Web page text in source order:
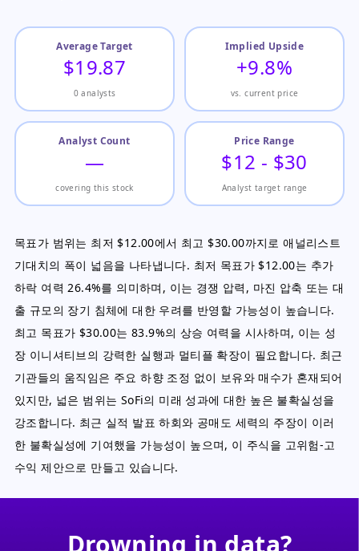
Average Target
$19.87
0 analysts
Implied Upside
+9.8%
vs. current price
Analyst Count
—
covering this stock
Price Range
$12 - $30
Analyst target range
목표가 범위는 최저 $12.00에서 최고 $30.00까지로 애널리스트
기대치의 폭이 넓음을 나타냅니다. 최저 목표가 $12.00는 추가
하락 여력 26.4%를 의미하며, 이는 경쟁 압력, 마진 압축 또는 대
출 규모의 장기 침체에 대한 우려를 반영할 가능성이 높습니다.
최고 목표가 $30.00는 83.9%의 상승 여력을 시사하며, 이는 성
장 이니셔티브의 강력한 실행과 멀티플 확장이 필요합니다. 최근
기관들의 움직임은 주요 하향 조정 없이 보유와 매수가 혼재되어
있지만, 넓은 범위는 SoFi의 미래 성과에 대한 높은 불확실성을
강조합니다. 최근 실적 발표 하회와 공매도 세력의 주장이 이러
한 불확실성에 기여했을 가능성이 높으며, 이 주식을 고위험-고
수익 제안으로 만들고 있습니다.
Drowning in data?